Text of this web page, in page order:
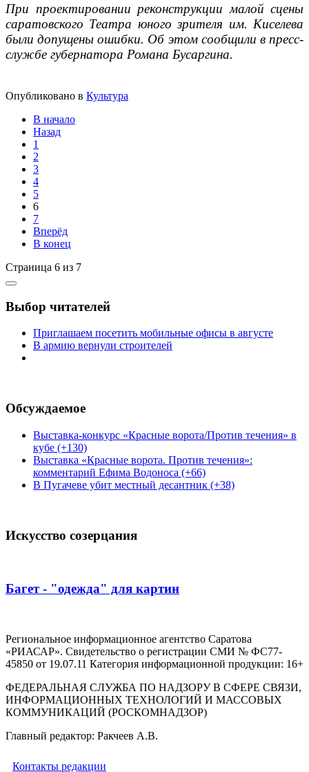
При проектировании реконструкции малой сцены
саратовского Театра юного зрителя им. Киселева
были допущены ошибки. Об этом сообщили в пресс-
службе губернатора Романа Бусаргина.
Опубликовано в Культура
В начало
Назад
1
2
3
4
5
6
7
Вперёд
В конец
Страница 6 из 7
Выбор читателей
Приглашаем посетить мобильные офисы в августе
В армию вернули строителей
Обсуждаемое
Выставка-конкурс «Красные ворота/Против течения» в
кубе (+130)
Выставка «Красные ворота. Против течения»:
комментарий Ефима Водоноса (+66)
В Пугачеве убит местный десантник (+38)
Искусство созерцания
Багет - "одежда" для картин
Региональное информационное агентство Саратова
«РИАСАР». Свидетельство о регистрации СМИ № ФС77-
45850 от 19.07.11 Категория информационной продукции: 16+
ФЕДЕРАЛЬНАЯ СЛУЖБА ПО НАДЗОРУ В СФЕРЕ СВЯЗИ,
ИНФОРМАЦИОННЫХ ТЕХНОЛОГИЙ И МАССОВЫХ
КОММУНИКАЦИЙ (РОСКОМНАДЗОР)
Главный редактор: Ракчеев А.В.
Контакты редакции